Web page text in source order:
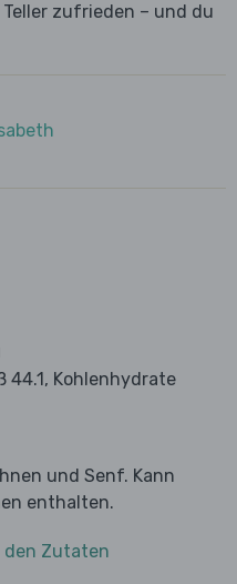
zufrieden – und du
44.1, Kohlenhydrate
und Senf. Kann
enthalten.
Zutaten